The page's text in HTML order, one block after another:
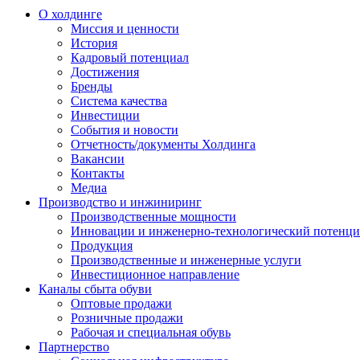
О холдинге
Миссия и ценности
История
Кадровый потенциал
Достижения
Бренды
Система качества
Инвестиции
События и новости
Отчетность/документы Холдинга
Вакансии
Контакты
Медиа
Производство и инжиниринг
Производственные мощности
Инновации и инженерно-технологический
Продукция
Производственные и инженерные услуги
Инвестиционное направление
Каналы сбыта обуви
Оптовые продажи
Розничные продажи
Рабочая и специальная обувь
Партнерство